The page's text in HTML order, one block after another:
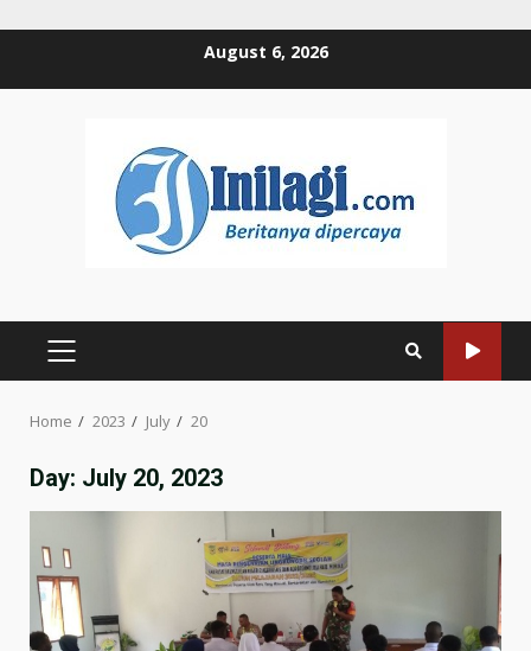
August 6, 2026
PRIMARY
Home 2023 July 20
Day: July 20, 2023